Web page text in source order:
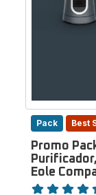
Pack Best
Promo
Eole
Classificação